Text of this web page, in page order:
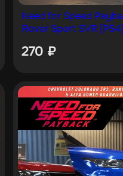
Need for Speed
Rover Sport SVR [PS4]
270 ₽